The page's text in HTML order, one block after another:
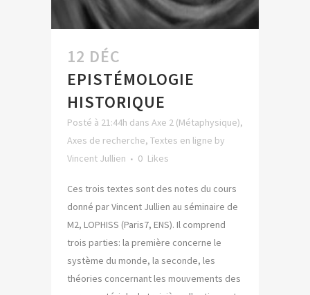
12 DÉC
EPISTÉMOLOGIE
HISTORIQUE
Posté à 21:44h dans Axe 2 (Métaphysique),
Axes de recherche, Textes en ligne by
Vincent Jullien
0 Likes
Ces trois textes sont des notes du cours
donné par Vincent Jullien au séminaire de
M2, LOPHISS (Paris7, ENS). Il comprend
trois parties: la première concerne le
système du monde, la seconde, les
théories concernant les mouvements des